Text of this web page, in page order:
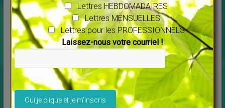
Vous voulez écouter ce message cliquer sur ce lien :[…]
Lettres HEBDOMADAIRES
Lettres MENSUELLES
Lettres pour les PROFESSIONNELS
Laissez-nous votre courriel !
Veuillez laisser ce champ vide.